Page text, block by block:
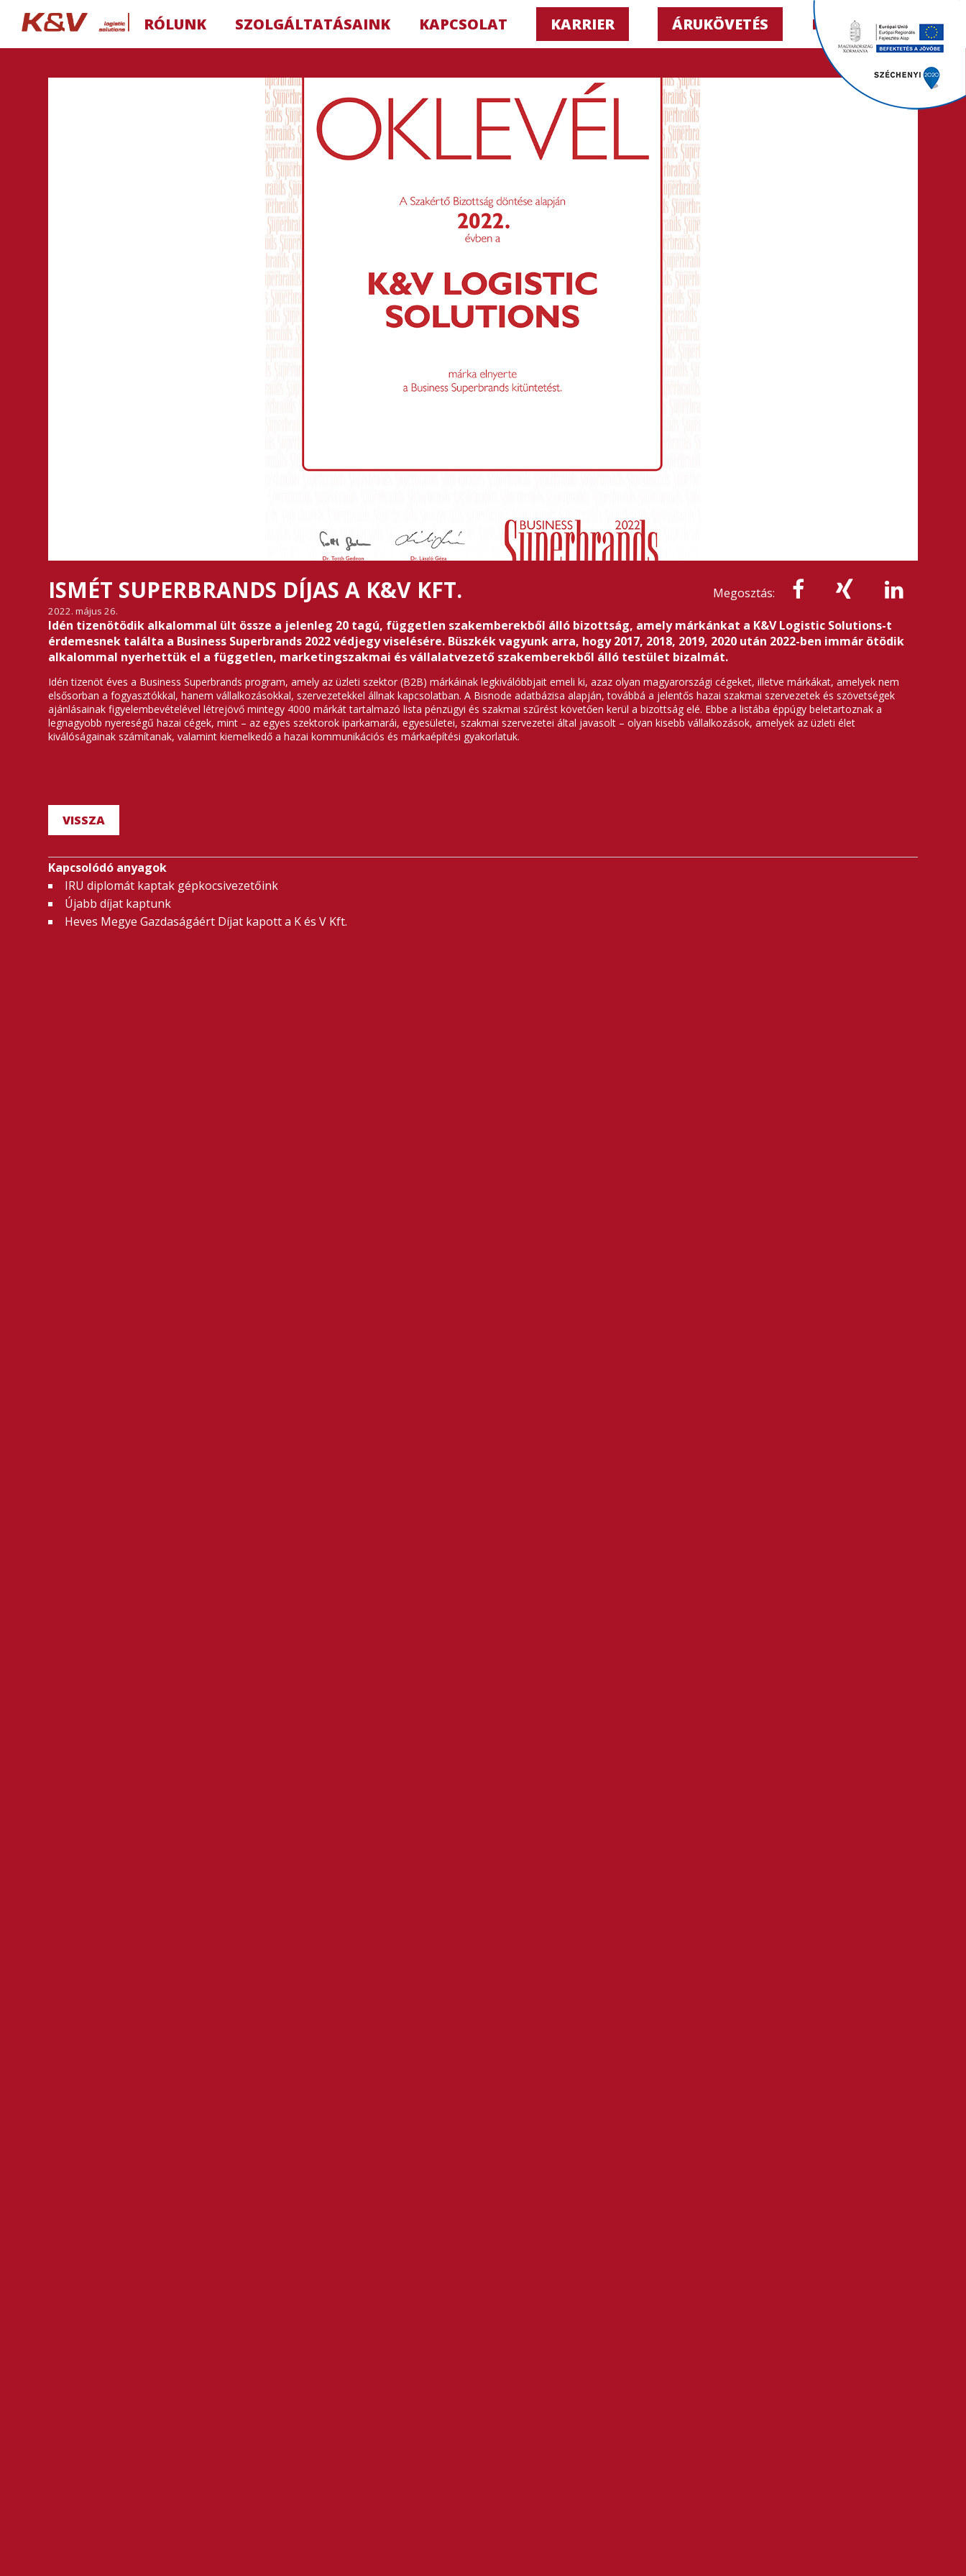
RÓLUNK SZOLGÁLTATÁSAINK KAPCSOLAT KARRIER ÁRUKÖVETÉS HU ▼
Megosztás:
ISMÉT SUPERBRANDS DÍJAS A K&V KFT.
2022. május 26.
Idén tizenötödik alkalommal ült össze a jelenleg 20 tagú, független szakemberekből álló bizottság, amely márkánkat a K&V Logistic Solutions-t
érdemesnek találta a Business Superbrands 2022 védjegy viselésére. Büszkék vagyunk arra, hogy 2017, 2018, 2019, 2020 után 2022-ben immár ötödik
alkalommal nyerhettük el a független, marketingszakmai és vállalatvezető szakemberekből álló testület bizalmát.
Idén tizenöt éves a Business Superbrands program, amely az üzleti szektor (B2B) márkáinak legkiválóbbjait emeli ki, azaz olyan magyarországi cégeket, illetve márkákat, amelyek nem
elsősorban a fogyasztókkal, hanem vállalkozásokkal, szervezetekkel állnak kapcsolatban. A Bisnode adatbázisa alapján, továbbá a jelentős hazai szakmai szervezetek és szövetségek
ajánlásainak figyelembevételével létrejövő mintegy 4000 márkát tartalmazó lista pénzügyi és szakmai szűrést követően kerül a bizottság elé. Ebbe a listába éppúgy beletartoznak a
legnagyobb nyereségű hazai cégek, mint – az egyes szektorok iparkamarái, egyesületei, szakmai szervezetei által javasolt – olyan kisebb vállalkozások, amelyek az üzleti élet
kiválóságainak számítanak, valamint kiemelkedő a hazai kommunikációs és márkaépítési gyakorlatuk.
VISSZA
Kapcsolódó anyagok
IRU diplomát kaptak gépkocsivezetőink
Újabb díjat kaptunk
Heves Megye Gazdaságáért Díjat kapott a K és V Kft.